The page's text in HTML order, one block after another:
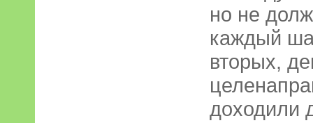
но не
каждый
вторых,
доходили